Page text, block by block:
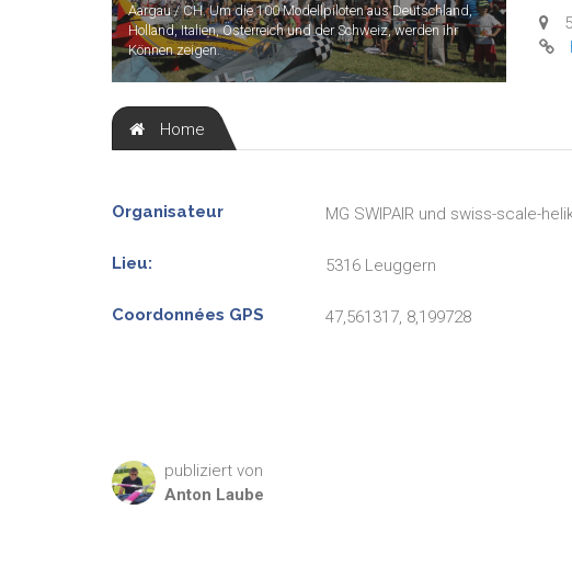
Aargau / CH. Um die 100 Modellpiloten aus Deutschland,
Holland, Italien, Österreich und der Schweiz, werden ihr
Können zeigen.
Home
Organisateur MG SWIPAIR und swiss-scale-
Lieu: 5316 Leuggern
Coordonnées GPS 47,561317, 8,199728
publiziert von
Anton Laube